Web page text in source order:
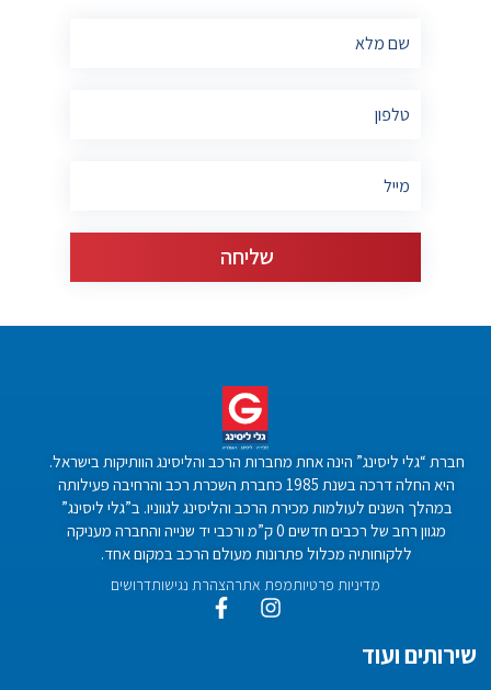
חברת “גלי ליסינג” הינה אחת מחברות הרכב והליסינג הוותיקות בישראל.
היא החלה דרכה בשנת 1985 כחברת השכרת רכב והרחיבה פעילותה
במהלך השנים לעולמות מכירת הרכב והליסינג לגווניו. ב”גלי ליסינג”
מגוון רחב של רכבים חדשים 0 ק”מ ורכבי יד שנייה והחברה מעניקה
ללקוחותיה מכלול פתרונות מעולם הרכב במקום אחד.
מדיניות פרטיותמפת אתרהצהרת נגישותדרושים
שירותים ועוד